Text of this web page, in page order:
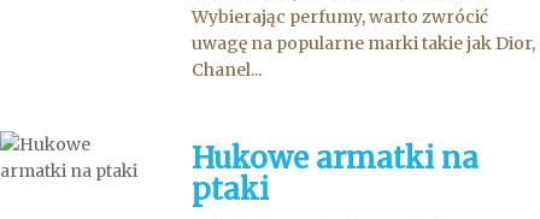
Wybierając perfumy, warto zwrócić
uwagę na popularne marki takie jak Dior,
Chanel...
Hukowe armatki na
ptaki